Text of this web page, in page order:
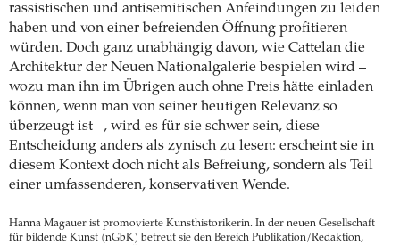
rassistischen und antisemitischen Anfeindungen zu leiden
haben und von einer befreienden Öffnung profitieren
würden. Doch ganz unabhängig davon, wie Cattelan die
Architektur der Neuen Nationalgalerie bespielen wird –
wozu man ihn im Übrigen auch ohne Preis hätte einladen
können, wenn man von seiner heutigen Relevanz so
überzeugt ist –, wird es für sie schwer sein, diese
Entscheidung anders als zynisch zu lesen: erscheint sie in
diesem Kontext doch nicht als Befreiung, sondern als Teil
einer umfassenderen, konservativen Wende.
Hanna Magauer ist promovierte Kunsthistorikerin. In der neuen Gesellschaft
für bildende Kunst (nGbK) betreut sie den Bereich Publikation/Redaktion,